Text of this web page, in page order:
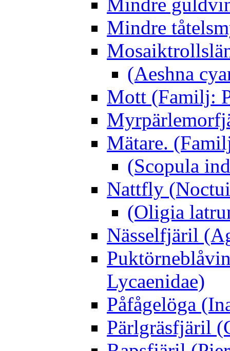
Mindre
Mindre
(Aeshna
Mott (Familj:
Mätare.
(Scopula
Nattfly
(Oligia
Nässelfjäril
Lycaenidae)
Påfågelöga
Pärlgräsfjäril